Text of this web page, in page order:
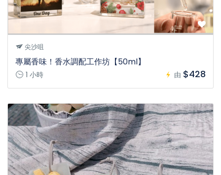
尖沙咀
專屬香味！香水調配工作坊【50ml】
1 小時 由 $428